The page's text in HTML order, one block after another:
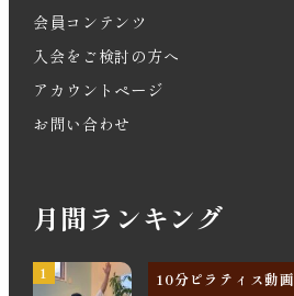
会員コンテンツ
入会をご検討の方へ
アカウントページ
お問い合わせ
月間ランキング
10分ピラティス動画